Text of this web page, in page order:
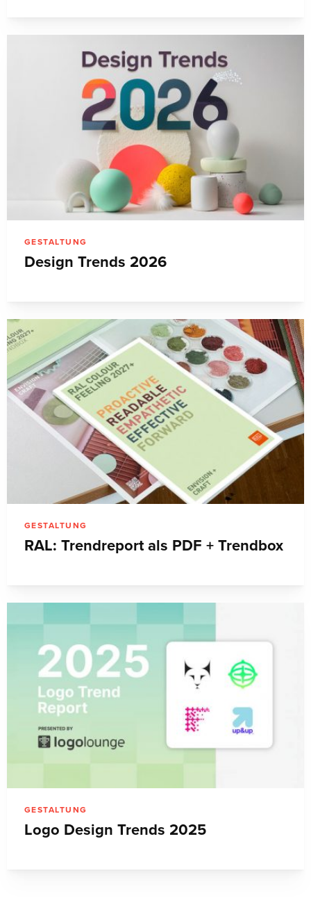
GESTALTUNG
Design Trends 2026
GESTALTUNG
RAL: Trendreport als PDF + Trendbox
GESTALTUNG
Logo Design Trends 2025